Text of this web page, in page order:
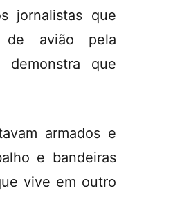
jornalistas que
de avião pela
demonstra que
armados e
e bandeiras
vive em outro